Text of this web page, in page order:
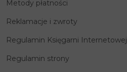
Metody płatności
Reklamacje i zwroty
Regulamin Księgarni Internetowej
Regulamin strony